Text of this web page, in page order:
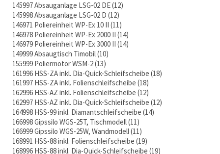
145997 Absauganlage LSG-02 DE 12
145998 Absauganlage LSG-02 D 12
146971 Poliereinheit WP-Ex 10 II 11
146978 Poliereinheit WP-Ex 2000 II 14
146979 Poliereinheit WP-Ex 3000 II 14
149999 Absaugtisch Timobil 10
155999 Poliermotor WSM-2 13
161996 HSS-ZA inkl. Dia-Quick-Schleifscheibe 18
161997 HSS-ZA inkl. Folienschleifscheibe 18
162996 HSS-AZ inkl. Folienschleifscheibe 12
162997 HSS-AZ inkl. Dia-Quick-Schleifscheibe 12
164998 HSS-99 inkl. Diamantschleifscheibe 14
166998 Gipssilo WGS-25T, Tischmodell 11
166999 Gipssilo WGS-25W, Wandmodell 11
168991 HSS-88 inkl. Folienschleifscheibe 19
168996 HSS-88 inkl. Dia-Quick-Schleifscheibe 19